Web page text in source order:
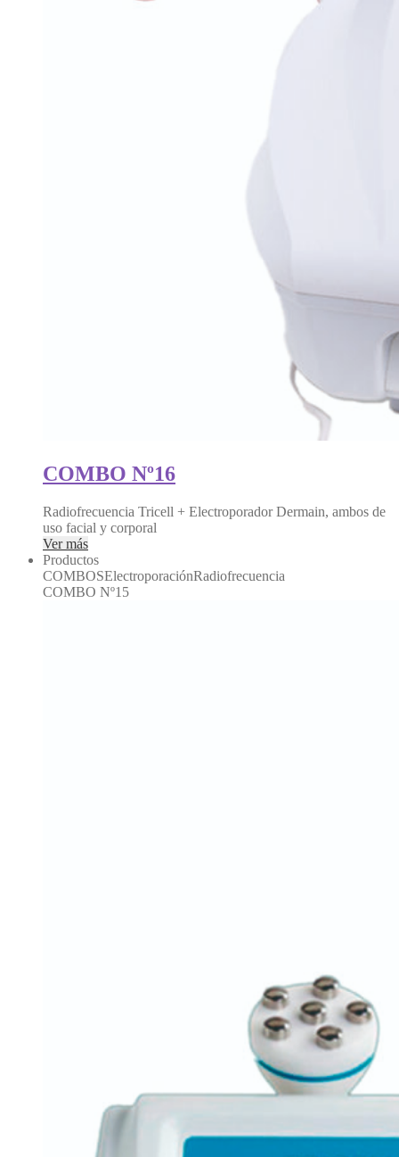
COMBO Nº16
Radiofrecuencia Tricell + Electroporador Dermain, ambos de
uso facial y corporal
Ver más
Productos
COMBOSElectroporaciónRadiofrecuencia
COMBO Nº15